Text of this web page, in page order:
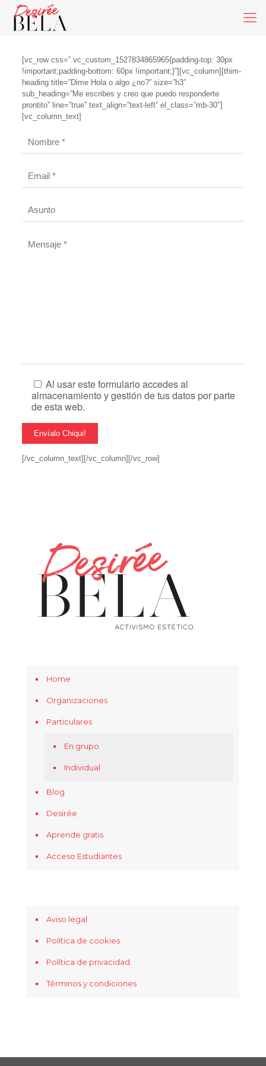
[vc_row css=”.vc_custom_1527834865965{padding-top: 30px
!important;padding-bottom: 60px !important;}”][vc_column][thim-
heading title=”Dime Hola o algo ¿no?” size=”h3″
sub_heading=”Me escribes y creo que puedo responderte
prontito” line=”true” text_align=”text-left” el_class=”mb-30″]
[vc_column_text]
Al usar este formulario accedes al
almacenamiento y gestión de tus datos por parte
de esta web.
[/vc_column_text][/vc_column][/vc_row]
Home
Organizaciones
Particulares
En grupo
Individual
Blog
Desirée
Aprende gratis
Acceso Estudiantes
Aviso legal
Política de cookies
Política de privacidad
Términos y condiciones